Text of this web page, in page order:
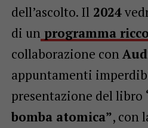
dell’ascolto. Il 2024
di unprogramma
collaborazione con
appuntamenti
presentazione del libro
bomba atomica”, con